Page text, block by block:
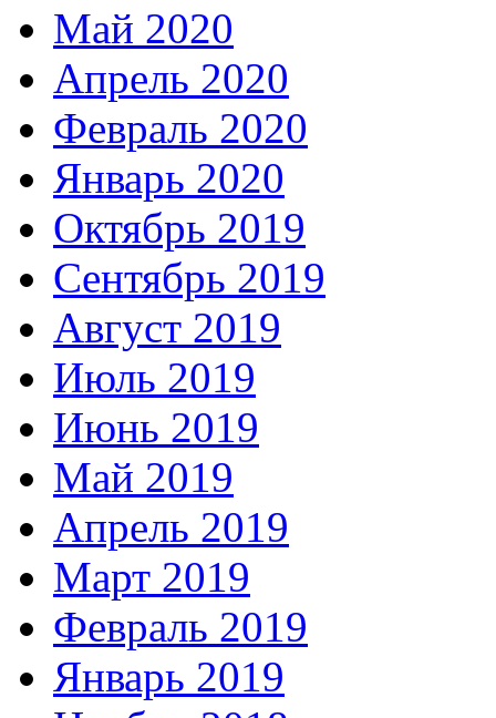
Май 2020
Апрель 2020
Февраль 2020
Январь 2020
Октябрь 2019
Сентябрь 2019
Август 2019
Июль 2019
Июнь 2019
Май 2019
Апрель 2019
Март 2019
Февраль 2019
Январь 2019